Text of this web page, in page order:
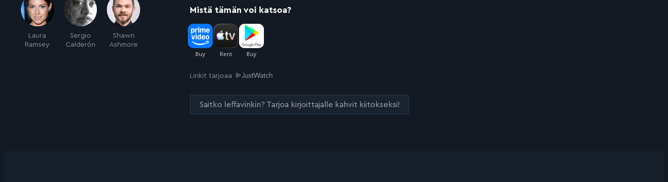
Laura
Ramsey
Sergio
Calderón
Shawn
Ashmore
Mistä tämän voi katsoa?
Linkit tarjoaa
Saitko leffavinkin? Tarjoa kirjoittajalle kahvit kiitokseksi!